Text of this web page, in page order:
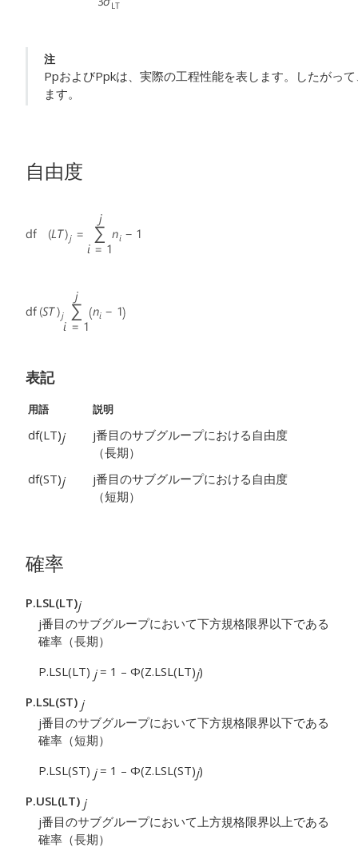
注
PpおよびPpkは、実際の工程性能を表します。したがっ
ます。
自由度
表記
用語 説明
df(LT)j
j番目のサブグループにおける自由度
（長期）
df(ST)j
j番目のサブグループにおける自由度
（短期）
確率
P.LSL(LT)j
j番目のサブグループにおいて下方規格限界以下である
確率（長期）
P.LSL(LT) j= 1 – Φ(Z.LSL(LT)j)
P.LSL(ST) j
j番目のサブグループにおいて下方規格限界以下である
確率（短期）
P.LSL(ST) j= 1 – Φ(Z.LSL(ST)j)
P.USL(LT) j
j番目のサブグループにおいて上方規格限界以上である
確率（長期）